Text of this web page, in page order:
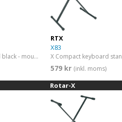
X Eco keyboard stand black - mounted
RTX
X83
X Compact keyboard
579 kr (inkl. moms)
Rotar-X